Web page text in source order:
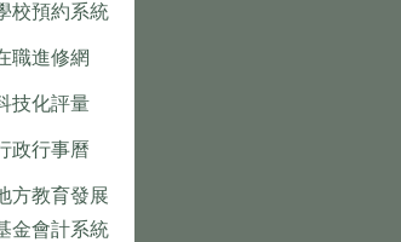
校預約系統
職進修網
技化評量
政行事曆
方教育發展
金會計系統